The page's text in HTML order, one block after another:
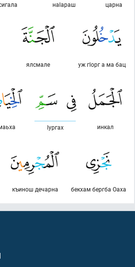
царна
наlараш
уж гlорг а ма бац
ялсмале
инкал
lургах
бекхам бергба Оаха
къинош дечарна